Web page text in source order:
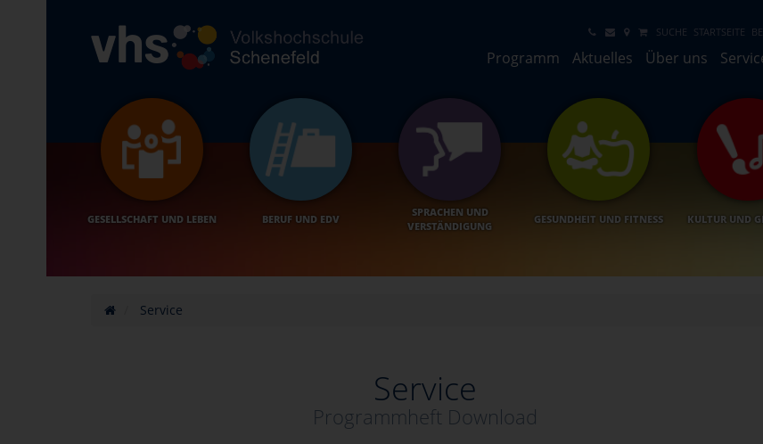
SUCHE STARTSEITE
Programm Aktuelles Über uns
GESELLSCHAFT UND LEBEN BERUF UND EDV
SPRACHEN UND
VERSTÄNDIGUNG
GESUNDHEIT UND FITNESS KULTUR UND
Service
Service
Programmheft Download